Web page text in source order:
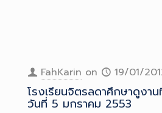
FahKarin on 19/01/
โรงเรียนจิตรลดาศึกษาดูง
วันที่ 5 มกราคม 2553